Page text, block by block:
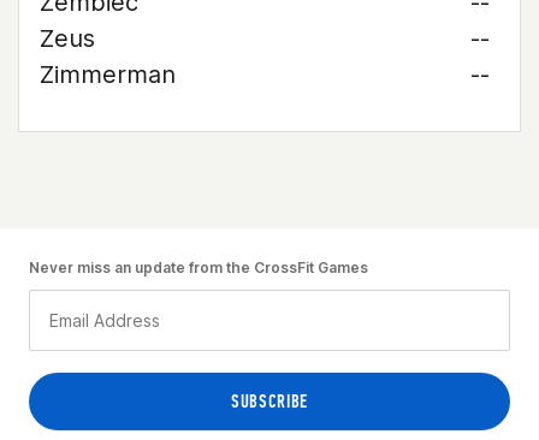
Zeus
--
Zimmerman
--
Never miss an update from the CrossFit Games